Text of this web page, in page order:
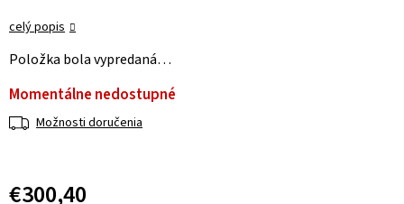
celý popis
Položka bola vypredaná…
Momentálne nedostupné
Možnosti doručenia
€300,40